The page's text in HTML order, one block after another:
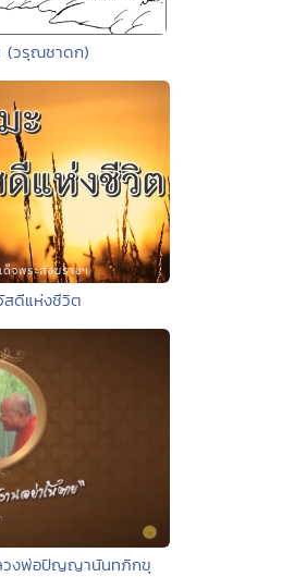
(วรุณชาดก)
สดีแห่งชีวิต
วงพ่อปัญญานันทภิกขุ